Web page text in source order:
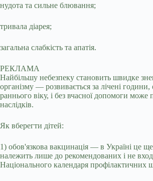
нудота та сильне блювання;
тривала діарея;
загальна слабкість та апатія.
РЕКЛАМА
Найбільшу небезпеку становить швидке
організму — розвивається за лічені години,
раннього віку, і без вчасної допомоги
наслідків.
Як вберегти дітей:
1) обов'язкова вакцинація — в Україні це
належить лише до рекомендованих і не
Національного календаря профілактичних